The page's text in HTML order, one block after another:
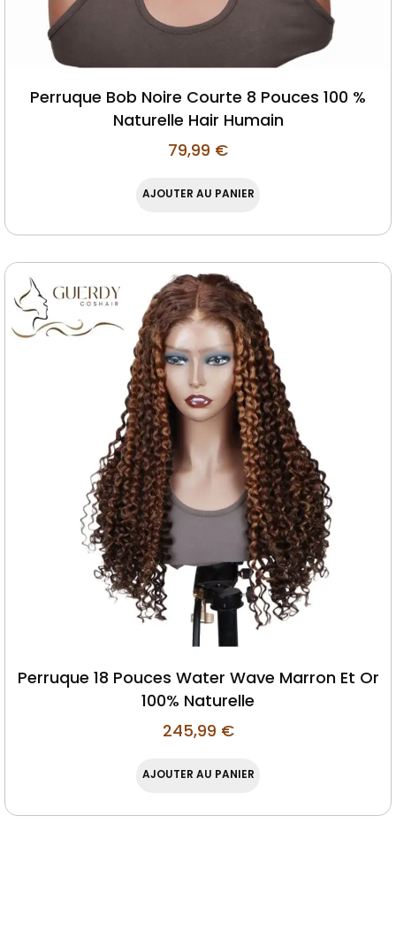
Perruque Bob Noire Courte 8 Pouces 100 %
Naturelle Hair Humain
79,99 €
AJOUTER AU PANIER
Perruque 18 Pouces Water Wave Marron Et Or
100% Naturelle
245,99 €
AJOUTER AU PANIER